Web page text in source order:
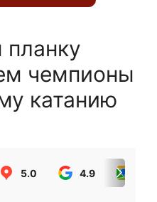
чемпионы
катанию
5.0 4.9